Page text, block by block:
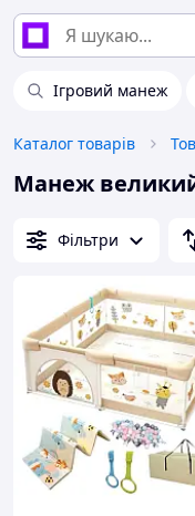
Ігровий манеж
Каталог товарів
Манеж
Фільтри